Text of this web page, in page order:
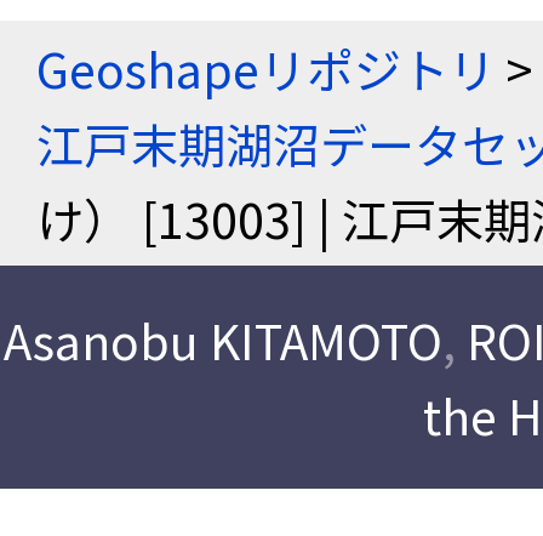
Geoshapeリポジトリ >
江戸末期湖沼データセ
け） [13003] | 江戸末
Asanobu KITAMOTO,
the